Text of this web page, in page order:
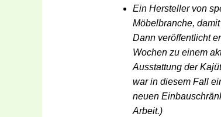
Ein Hersteller von
Möbelbranche,
Dann veröffentlicht
Wochen zu einem
Ausstattung der
war in diesem Fall
neuen
Arbeit.)